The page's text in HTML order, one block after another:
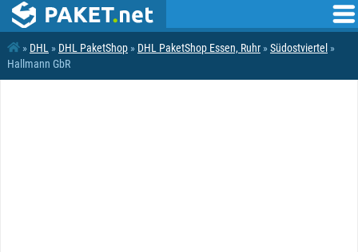
» DHL » DHL PaketShop » DHL PaketShop Essen, Ruhr »Südostviertel »
Hallmann GbR